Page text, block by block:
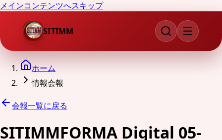
メインコンテンツへスキップ
SITIMM
ホーム
情報会報
会報一覧に戻る
SITIMMFORMA Digital 05-